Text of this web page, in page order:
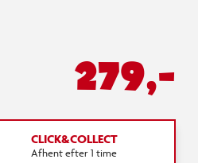
279,-
CLICK&COLLECT
Afhent efter 1 time